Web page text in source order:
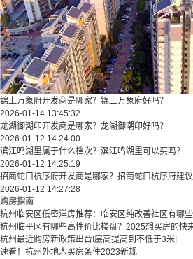
锦上万象府开发商是哪家？锦上万象府好吗？
2026-01-14 13:45:32
龙湖御潮印开发商是哪家？龙湖御潮印好吗？
2026-01-12 14:24:00
滨江鸣湖里属于什么档次？滨江鸣湖里可以买吗？
2026-01-12 14:25:19
招商蛇口杭序府开发商是哪家？招商蛇口杭序府建议
2026-01-12 14:27:28
购房指南
杭州临安区低密洋房推荐：临安区纯改善社区有哪些
杭州临平区有哪些高性价比楼盘？2025想买房的快来
杭州最近购房新政策出台!层高提高到不低于3米!
速看！杭州外地人买房条件2023新规